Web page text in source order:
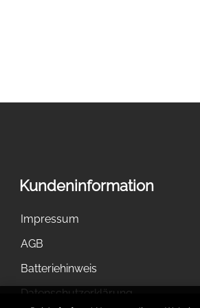
Kundeninformation
Impressum
AGB
Batteriehinweis
Datenschutzerklärung